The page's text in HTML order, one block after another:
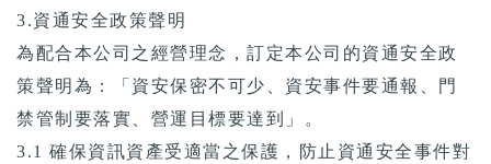
3.資通安全政策聲明
為配合本公司之經營理念，訂定本公司的資通安全政
策聲明為：「資安保密不可少、資安事件要通報、門
禁管制要落實、營運目標要達到」。
3.1 確保資訊資產受適當之保護，防止資通安全事件對